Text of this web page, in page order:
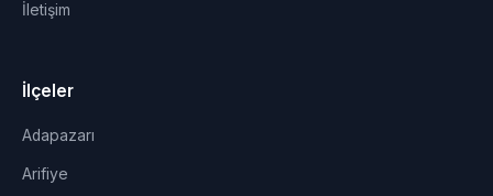
İletişim
İlçeler
Adapazarı
Arifiye